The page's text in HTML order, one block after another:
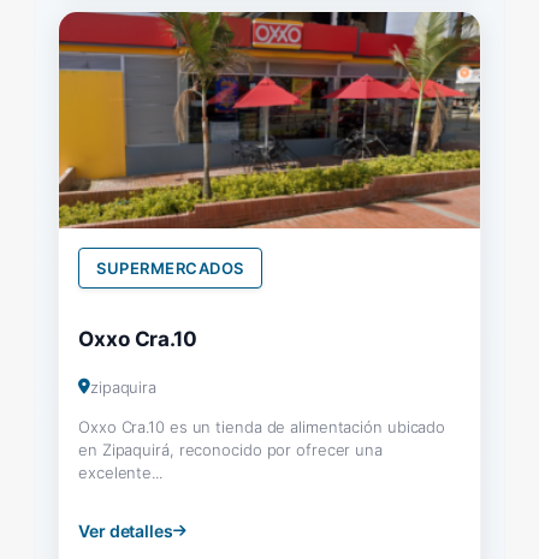
SUPERMERCADOS
Oxxo Cra.10
zipaquira
Oxxo Cra.10 es un tienda de alimentación ubicado
en Zipaquirá, reconocido por ofrecer una
excelente...
Ver detalles